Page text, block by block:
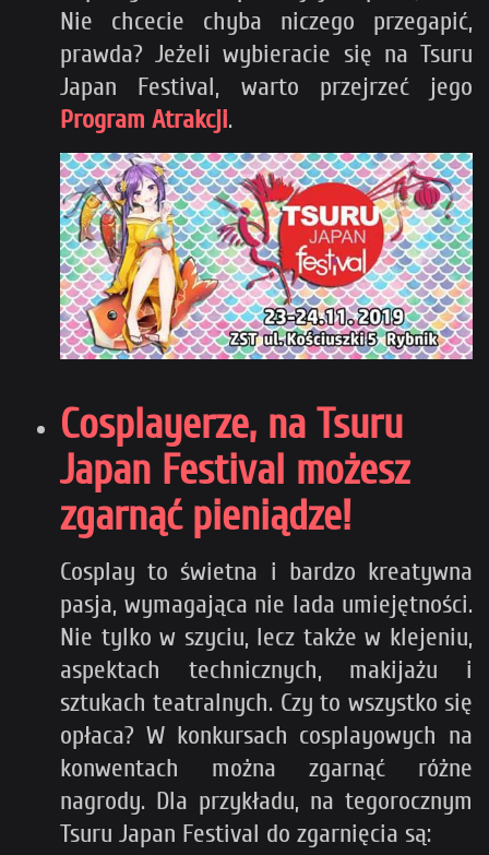
Nie chcecie chyba niczego przegapić,
prawda? Jeżeli wybieracie się na Tsuru
Japan Festival, warto przejrzeć jego
Program Atrakcji.
Cosplayerze, na Tsuru
Japan Festival możesz
zgarnąć pieniądze!
Cosplay to świetna i bardzo kreatywna
pasja, wymagająca nie lada umiejętności.
Nie tylko w szyciu, lecz także w klejeniu,
aspektach technicznych, makijażu i
sztukach teatralnych. Czy to wszystko się
opłaca? W konkursach cosplayowych na
konwentach można zgarnąć różne
nagrody. Dla przykładu, na tegorocznym
Tsuru Japan Festival do zgarnięcia są: